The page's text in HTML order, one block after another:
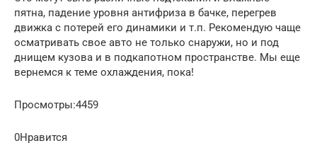
пятна, падение уровня антифриза в бачке, перегрев
движка с потерей его динамики и т.п. Рекомендую чаще
осматривать свое авто не только снаружи, но и под
днищем кузова и в подкапотном пространстве. Мы еще
вернемся к теме охлаждения, пока!
Просмотры:4459
0Нравится